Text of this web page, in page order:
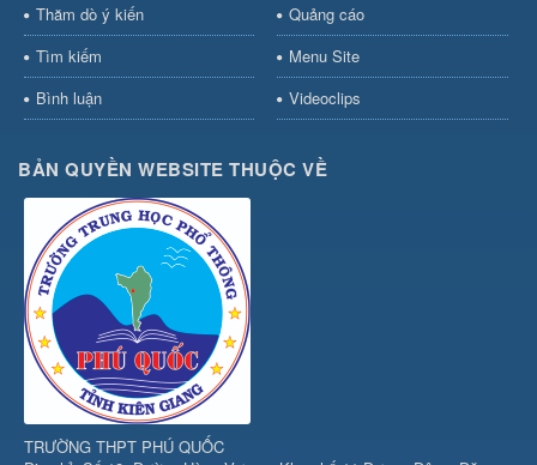
Thăm dò ý kiến
Quảng cáo
Tìm kiếm
Menu Site
Bình luận
Videoclips
BẢN QUYỀN WEBSITE THUỘC VỀ
TRƯỜNG THPT PHÚ QUỐC